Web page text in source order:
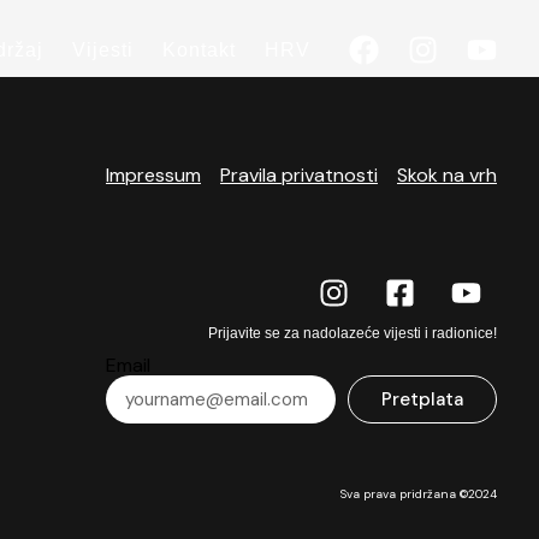
Impressum Pravila privatnosti Skok na vrh
Prijavite se za nadolazeće vijesti i radionice!
Pretplata
Sva prava pridržana ©2024